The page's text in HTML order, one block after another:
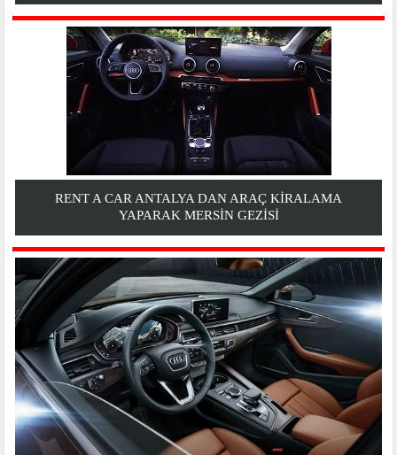
RENT A CAR ANTALYA DAN ARAÇ KIRALAMA
YAPARAK MERSIN GEZİSİ